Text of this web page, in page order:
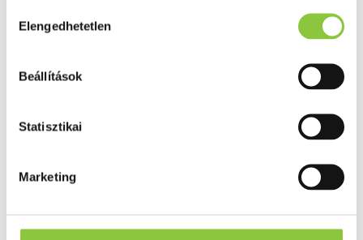
kiválasztása
Elengedhetetlen
Beállítások
Statisztikai
Marketing
Fog és szájápolás